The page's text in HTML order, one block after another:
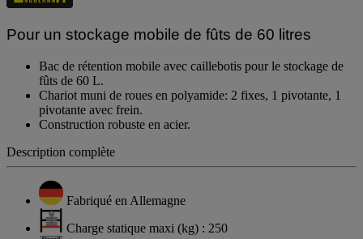
Pour un stockage mobile de fûts de 60 litres
Bac de rétention mobile avec caillebotis pour le stockage de
fûts de 60 L.
Chariot muni de roues en polyamide: 2 fixes, 1 pivotante, 1
pivotante avec frein.
Construction robuste en acier.
Description complète
Fabriqué en Allemagne
Charge statique maxi (kg) : 250